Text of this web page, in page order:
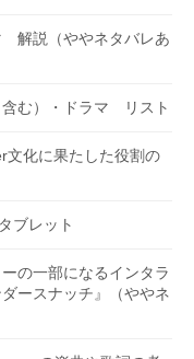
解説（ややネタバレあ
含む）・ドラマ リスト
文化に果たした役割の
ブレット
の一部になるインタラ
ースナッチ』（ややネ